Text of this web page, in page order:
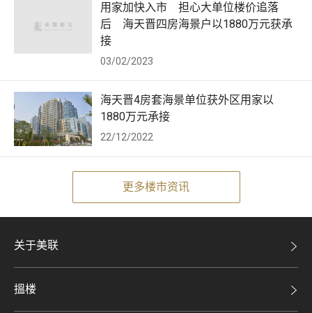
更多楼市资讯
用家加快入市 担心大单位楼价追落
后 海天晋四房海景户以1880万元获承
接
03/02/2023
海天晋4房套海景单位获外区用家以
1880万元承接
22/12/2022
关于美联
美联集团
搵楼